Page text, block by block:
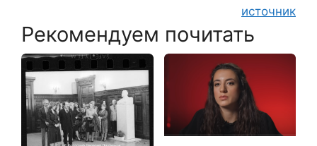
источник
Рекомендуем почитать